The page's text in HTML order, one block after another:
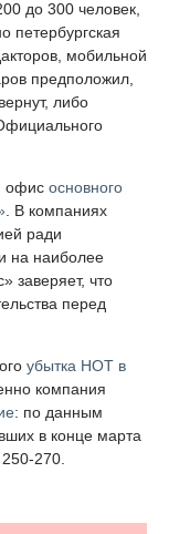
до 300 человек,
мобильной
предположил,
либо
офис основного
. В компаниях
ради
на наиболее
заверяет, что
перед
убытка НОТ в
компания
: по данным
в конце марта
270.